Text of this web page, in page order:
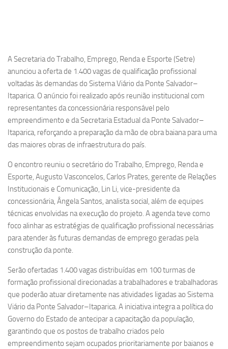
A Secretaria do Trabalho, Emprego, Renda e Esporte (Setre)
anunciou a oferta de 1.400 vagas de qualificação profissional
voltadas às demandas do Sistema Viário da Ponte Salvador–
Itaparica. O anúncio foi realizado após reunião institucional com
representantes da concessionária responsável pelo
empreendimento e da Secretaria Estadual da Ponte Salvador–
Itaparica, reforçando a preparação da mão de obra baiana para uma
das maiores obras de infraestrutura do país.
O encontro reuniu o secretário do Trabalho, Emprego, Renda e
Esporte, Augusto Vasconcelos, Carlos Prates, gerente de Relações
Institucionais e Comunicação, Lin Li, vice-presidente da
concessionária, Ângela Santos, analista social, além de equipes
técnicas envolvidas na execução do projeto. A agenda teve como
foco alinhar as estratégias de qualificação profissional necessárias
para atender às futuras demandas de emprego geradas pela
construção da ponte.
Serão ofertadas 1.400 vagas distribuídas em 100 turmas de
formação profissional direcionadas a trabalhadores e trabalhadoras
que poderão atuar diretamente nas atividades ligadas ao Sistema
Viário da Ponte Salvador–Itaparica. A iniciativa integra a política do
Governo do Estado de antecipar a capacitação da população,
garantindo que os postos de trabalho criados pelo
empreendimento sejam ocupados prioritariamente por baianos e